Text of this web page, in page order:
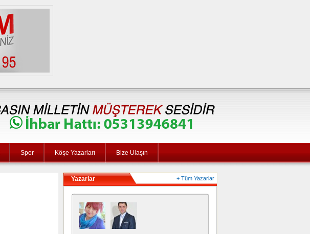
Spor Köşe Yazarları Bize Ulaşın
Yazarlar + Tüm Yazarlar